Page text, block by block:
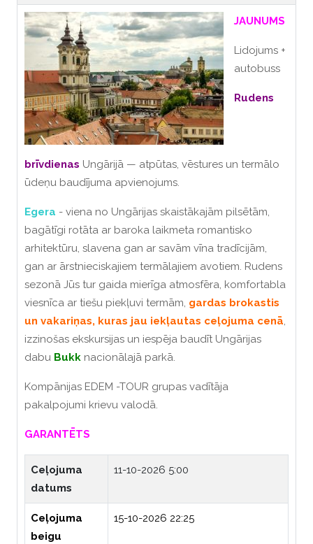
JAUNUMS
Lidojums +
autobuss
Rudens
brīvdienas Ungārijā — atpūtas, vēstures un termālo
ūdeņu baudījuma apvienojums.
Egera - viena no Ungārijas skaistākajām pilsētām,
bagātīgi rotāta ar baroka laikmeta romantisko
arhitektūru, slavena gan ar savām vīna tradīcijām,
gan ar ārstnieciskajiem termālajiem avotiem. Rudens
sezonā Jūs tur gaida mierīga atmosfēra, komfortabla
viesnīca ar tiešu piekļuvi termām, gardas brokastis
un vakariņas, kuras jau iekļautas ceļojuma cenā,
izzinošas ekskursijas un iespēja baudīt Ungārijas
dabu Bukk nacionālajā parkā.
Kompānijas EDEM -TOUR grupas vadītāja
pakalpojumi krievu valodā.
GARANTĒTS
Ceļojuma
datums
11-10-2026 5:00
Ceļojuma
beigu
15-10-2026 22:25